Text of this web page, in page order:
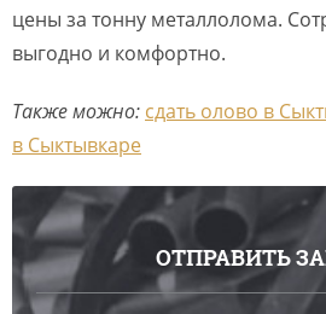
цены за тонну металлолома.
выгодно и комфортно.
Также можно: сдать олово в
в Сыктывкаре
ОТПРАВИТЬ